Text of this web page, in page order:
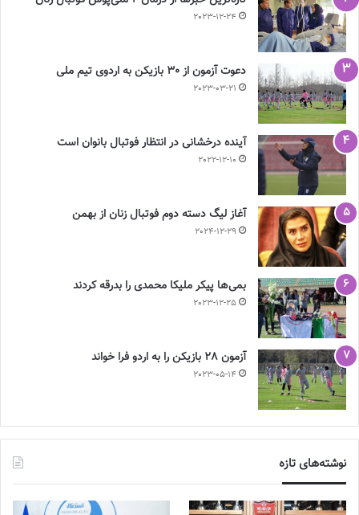
2023-12-24
دعوت آزمون از 30 بازیکن به اردوی تیم ملی
2023-03-21
آینده درخشانی در انتظار فوتبال بانوان است
2022-12-10
آغاز لیگ دسته دوم فوتبال زنان از بهمن
2024-12-29
بمی‌ها پیکر ملیکا محمدی را بدرقه کردند
2023-12-25
آزمون 28 بازیکن را به اردو فرا خواند
2023-05-14
نوشته‌های تازه